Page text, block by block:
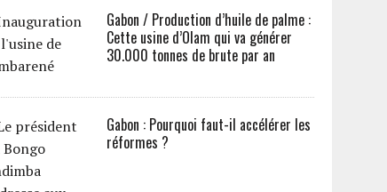
Gabon / Production d’huile de palme :
Cette usine d’Olam qui va générer
30.000 tonnes de brute par an
Gabon : Pourquoi faut-il accélérer les
réformes ?